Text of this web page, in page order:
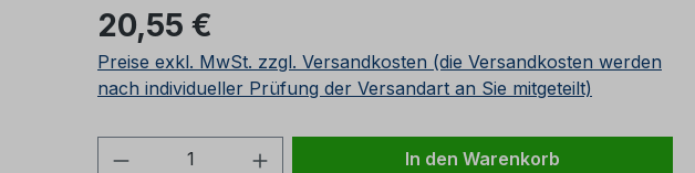
Regulärer Preis:
20,55 €
Preise exkl. MwSt. zzgl. Versandkosten (die Versandkosten werden
nach individueller Prüfung der Versandart an Sie mitgeteilt)
Produkt Anzahl: Gib den gewünschten Wert
In den Warenkorb